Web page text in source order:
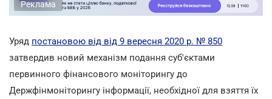
Реклама
Уряд постановою від від 9 вересня 2020 р. № 850
затвердив новий механізм подання суб'єктами
первинного фінансового моніторингу до
Держфінмоніторингу інформації, необхідної для взяття їх